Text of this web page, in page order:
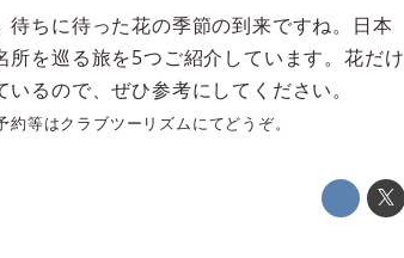
ちに待った花の季節の到来ですね。日本
を巡る旅を5つご紹介しています。花だけ
るので、ぜひ参考にしてください。
等はクラブツーリズムにてどうぞ。